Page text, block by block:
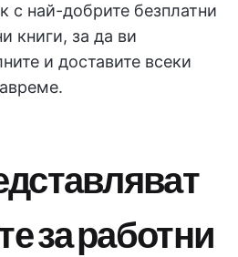
с най-добрите безплатни
книги, за да ви
и доставите всеки
за работни